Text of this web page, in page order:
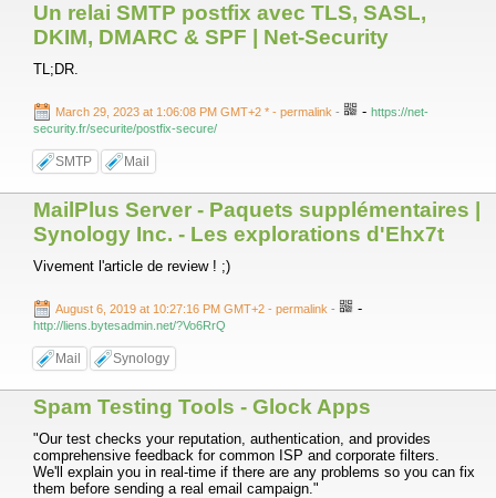
Un relai SMTP postfix avec TLS, SASL,
DKIM, DMARC & SPF | Net-Security
TL;DR.
March 29, 2023 at 1:06:08 PM GMT+2 * - permalink - - https://net-
security.fr/securite/postfix-secure/
SMTP Mail
MailPlus Server - Paquets supplémentaires |
Synology Inc. - Les explorations d'Ehx7t
Vivement l'article de review ! ;)
August 6, 2019 at 10:27:16 PM GMT+2 - permalink - -
http://liens.bytesadmin.net/?Vo6RrQ
Mail Synology
Spam Testing Tools - Glock Apps
"Our test checks your reputation, authentication, and provides
comprehensive feedback for common ISP and corporate filters.
We'll explain you in real-time if there are any problems so you can fix
them before sending a real email campaign."